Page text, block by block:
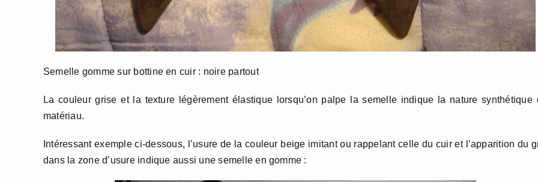
Semelle gomme sur bottine en cuir : noire partout
La couleur grise et la texture légèrement élastique lorsqu’on palpe la semelle indique la nature synthétique
matériau.
Intéressant exemple ci-dessous, l’usure de la couleur beige imitant ou rappelant celle du cuir et l’apparition du
dans la zone d’usure indique aussi une semelle en gomme :